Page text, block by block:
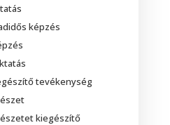
képzés
tevékenység
kiegészítő